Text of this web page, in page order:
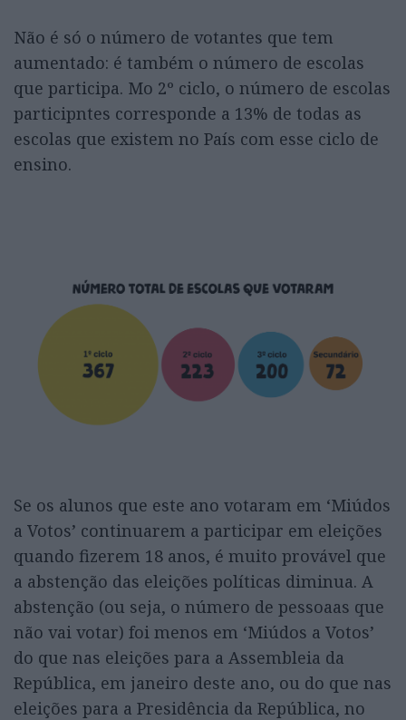
Não é só o número de votantes que tem
aumentado: é também o número de escolas
que participa. Mo 2º ciclo, o número de escolas
participntes corresponde a 13% de todas as
escolas que existem no País com esse ciclo de
ensino.
Se os alunos que este ano votaram em ‘Miúdos
a Votos’ continuarem a participar em eleições
quando fizerem 18 anos, é muito provável que
a abstenção das eleições políticas diminua. A
abstenção (ou seja, o número de pessoaas que
não vai votar) foi menos em ‘Miúdos a Votos’
do que nas eleições para a Assembleia da
República, em janeiro deste ano, ou do que nas
eleições para a Presidência da República, no